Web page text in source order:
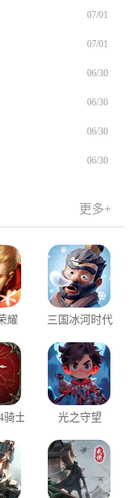
07/01
07/01
06/30
06/30
06/30
06/30
更多+
耀 三国冰河时代
骑士
史
光之守望